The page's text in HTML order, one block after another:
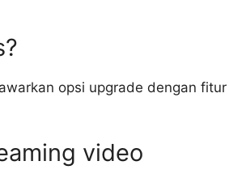
opsi upgrade dengan fitur
video